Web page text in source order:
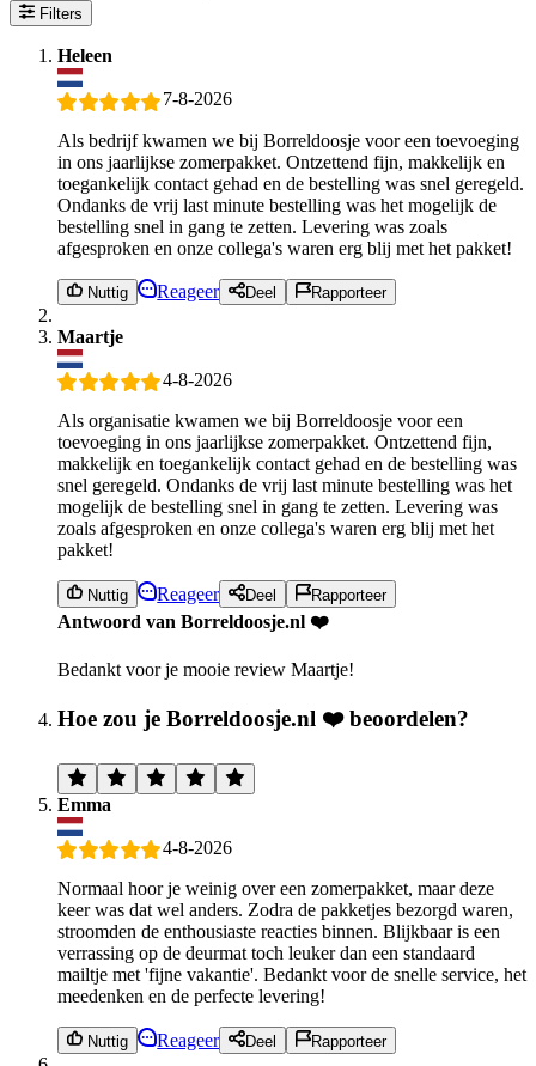
Filters
Heleen
7-8-2026
Als bedrijf kwamen we bij Borreldoosje voor een toevoeging
in ons jaarlijkse zomerpakket. Ontzettend fijn, makkelijk en
toegankelijk contact gehad en de bestelling was snel geregeld.
Ondanks de vrij last minute bestelling was het mogelijk de
bestelling snel in gang te zetten. Levering was zoals
afgesproken en onze collega's waren erg blij met het pakket!
Nuttig Reageer Deel Rapporteer
Maartje
4-8-2026
Als organisatie kwamen we bij Borreldoosje voor een
toevoeging in ons jaarlijkse zomerpakket. Ontzettend fijn,
makkelijk en toegankelijk contact gehad en de bestelling was
snel geregeld. Ondanks de vrij last minute bestelling was het
mogelijk de bestelling snel in gang te zetten. Levering was
zoals afgesproken en onze collega's waren erg blij met het
pakket!
Nuttig Reageer Deel Rapporteer
Antwoord van Borreldoosje.nl ❤️
Bedankt voor je mooie review Maartje!
Hoe zou je Borreldoosje.nl ❤️ beoordelen?
Emma
4-8-2026
Normaal hoor je weinig over een zomerpakket, maar deze
keer was dat wel anders. Zodra de pakketjes bezorgd waren,
stroomden de enthousiaste reacties binnen. Blijkbaar is een
verrassing op de deurmat toch leuker dan een standaard
mailtje met 'fijne vakantie'. Bedankt voor de snelle service, het
meedenken en de perfecte levering!
Nuttig Reageer Deel Rapporteer